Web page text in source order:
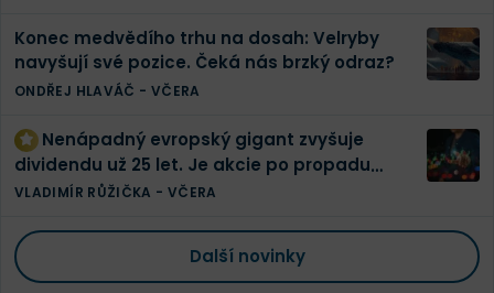
Konec medvědího trhu na dosah: Velryby
navyšují své pozice. Čeká nás brzký odraz?
ONDŘEJ HLAVÁČ - VČERA
Nenápadný evropský gigant zvyšuje
dividendu už 25 let. Je akcie po propadu
konečně levná?
VLADIMÍR RŮŽIČKA - VČERA
Další novinky